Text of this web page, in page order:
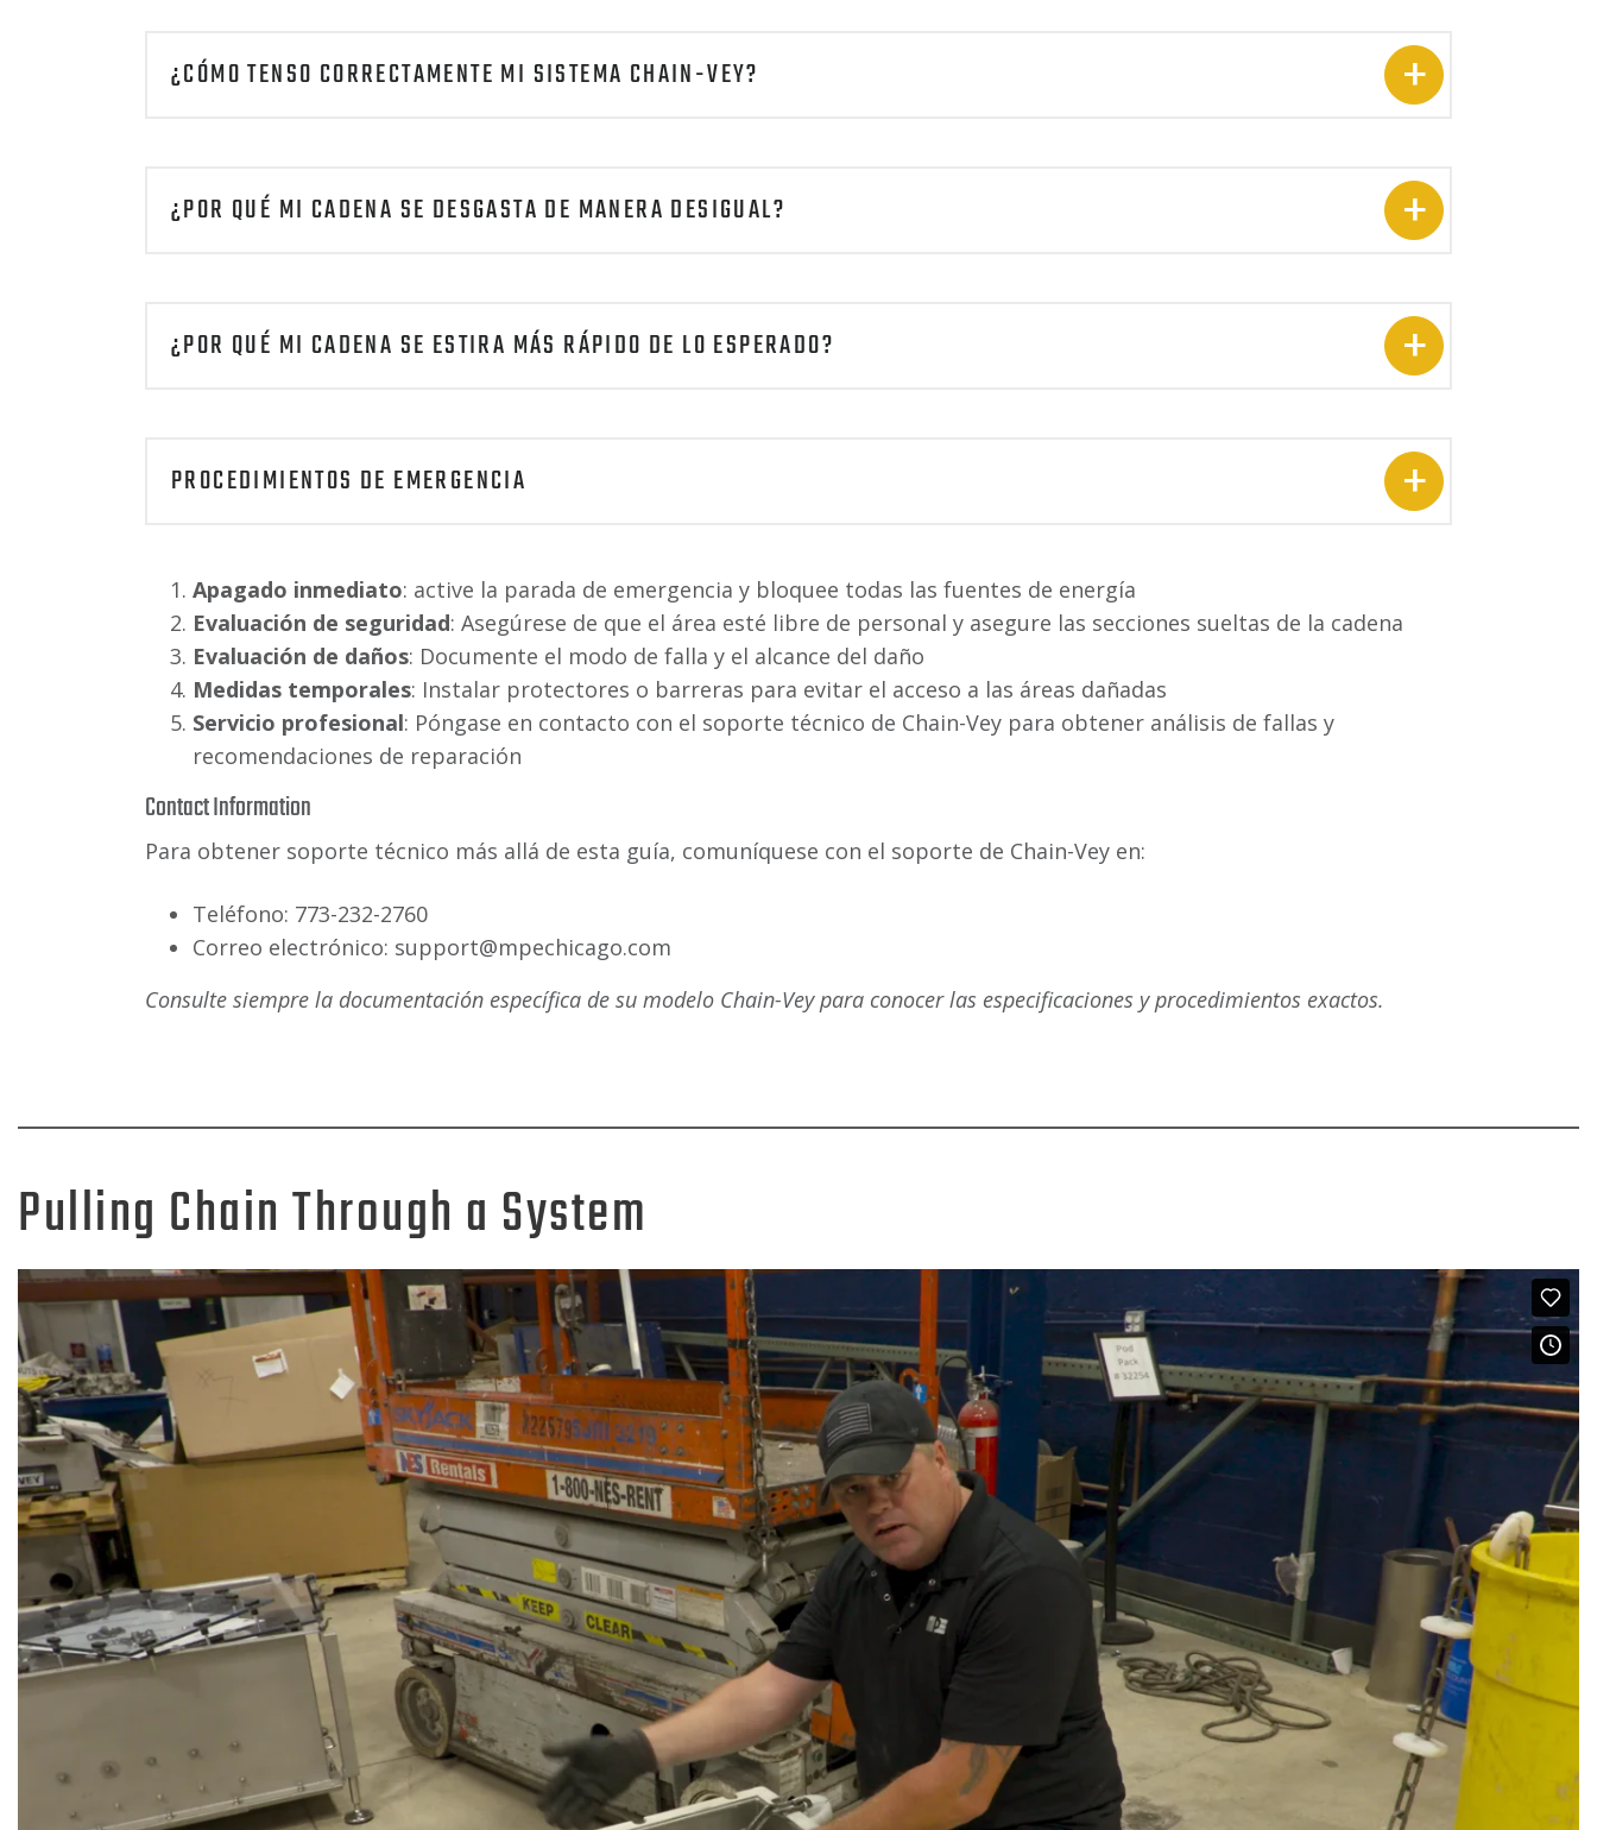
¿CÓMO TENSO CORRECTAMENTE MI SISTEMA CHAIN-VEY?
¿POR QUÉ MI CADENA SE DESGASTA DE MANERA DESIGUAL?
¿POR QUÉ MI CADENA SE ESTIRA MÁS RÁPIDO DE LO ESPERADO?
PROCEDIMIENTOS DE EMERGENCIA
Apagado inmediato: active la parada de emergencia y bloquee todas las fuentes de energía
Evaluación de seguridad: Asegúrese de que el área esté libre de personal y asegure las secciones sueltas de la cadena
Evaluación de daños: Documente el modo de falla y el alcance del daño
Medidas temporales: Instalar protectores o barreras para evitar el acceso a las áreas dañadas
Servicio profesional: Póngase en contacto con el soporte técnico de Chain-Vey para obtener análisis de fallas y
recomendaciones de reparación
Contact Information
Para obtener soporte técnico más allá de esta guía, comuníquese con el soporte de Chain-Vey en:
Teléfono: 773-232-2760
Correo electrónico: support@mpechicago.com
Consulte siempre la documentación específica de su modelo Chain-Vey para conocer las especificaciones y procedimientos exactos.
Pulling Chain Through a System